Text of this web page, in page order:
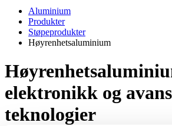
Aluminium
Produkter
Støpeprodukter
Høyrenhetsaluminium
elektronikk og
teknologier